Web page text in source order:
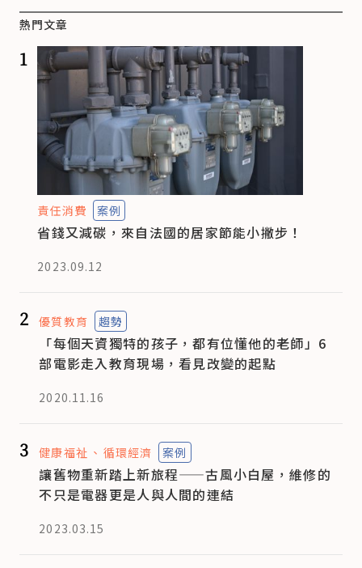
熱門文章
1
責任消費 案例
省錢又減碳，來自法國的居家節能小撇步！
2023.09.12
2 優質教育 趨勢
「每個天資獨特的孩子，都有位懂他的老師」6
部電影走入教育現場，看見改變的起點
2020.11.16
3 健康福祉 循環經濟 案例
讓舊物重新踏上新旅程——古風小白屋，維修的
不只是電器更是人與人間的連結
2023.03.15